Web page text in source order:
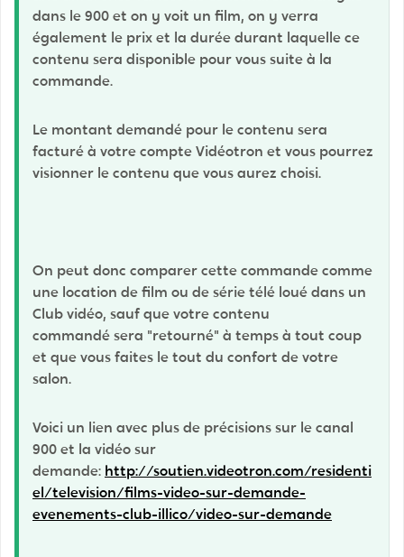
dans le 900 et on y voit un film, on y verra
également le prix et la durée durant laquelle ce
contenu sera disponible pour vous suite à la
commande.
Le montant demandé pour le contenu sera
facturé à votre compte Vidéotron et vous pourrez
visionner le contenu que vous aurez choisi.
On peut donc comparer cette commande comme
une location de film ou de série télé loué dans un
Club vidéo, sauf que votre contenu
commandé sera "retourné" à temps à tout coup
et que vous faites le tout du confort de votre
salon.
Voici un lien avec plus de précisions sur le canal
900 et la vidéo sur
demande: http://soutien.videotron.com/residenti
el/television/films-video-sur-demande-
evenements-club-illico/video-sur-demande